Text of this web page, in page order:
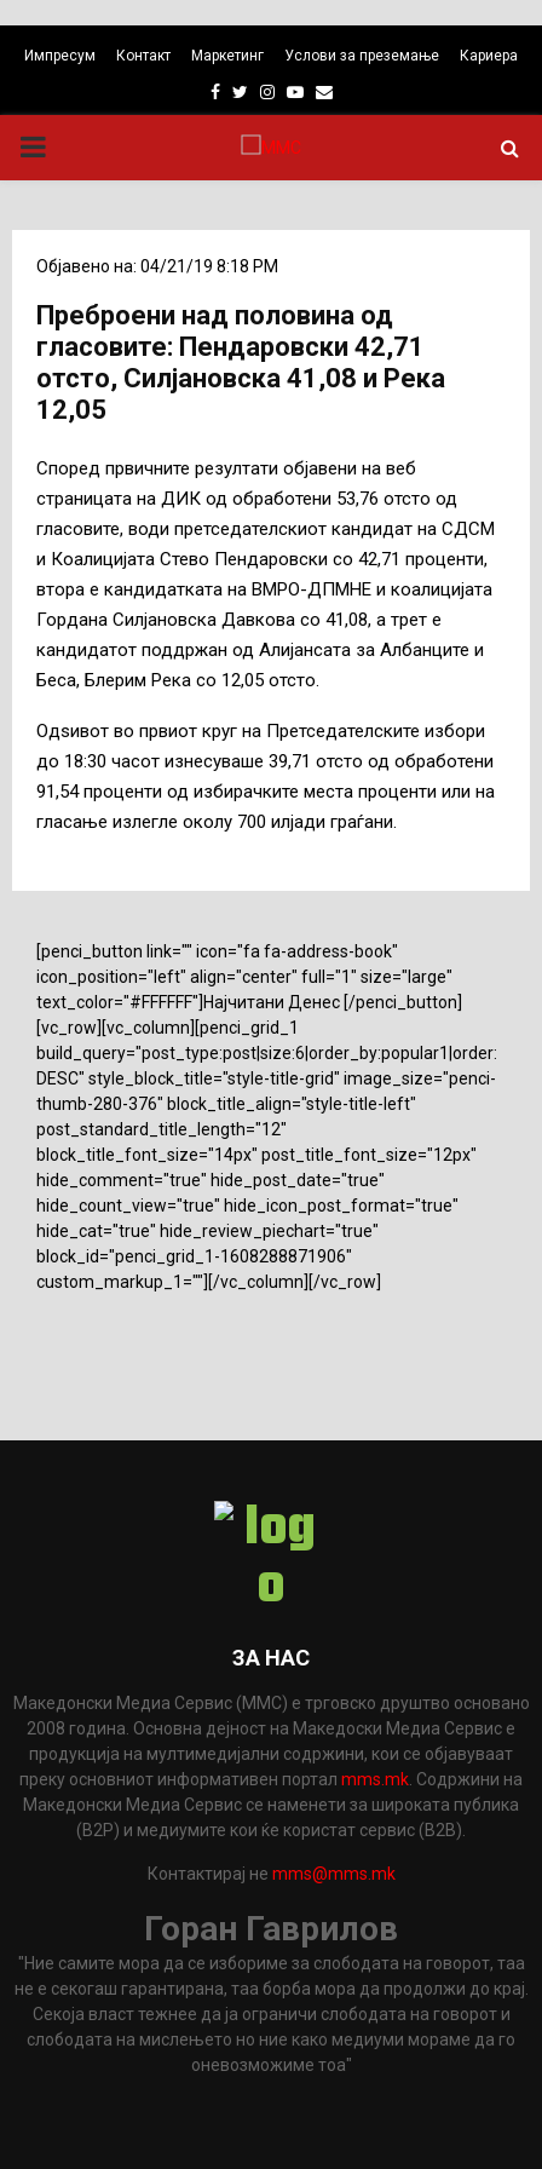
Импресум Контакт Маркетинг Услови за преземање Кариера
Facebook
TwitterInstagram
Youtube
Email
PRIMARY
Објавено на: 04/21/19 8:18 PM
Преброени над половина од
гласовите: Пендаровски 42,71
отсто, Силјановска 41,08 и Река
12,05
Според првичните резултати објавени на веб
страницата на ДИК од обработени 53,76 отсто од
гласовите, води претседателскиот кандидат на СДСМ
и Коалицијата Стево Пендаровски со 42,71 проценти,
втора е кандидатката на ВМРО-ДПМНЕ и коалицијата
Гордана Силјановска Давкова со 41,08, а трет е
кандидатот поддржан од Алијансата за Албанците и
Беса, Блерим Река со 12,05 отсто.
Одѕивот во првиот круг на Претседателските избори
до 18:30 часот изнесуваше 39,71 отсто од обработени
91,54 проценти од избирачките места проценти или на
гласање излегле околу 700 илјади граѓани.
[penci_button link="" icon="fa fa-address-book"
icon_position="left" align="center" full="1" size="large"
text_color="#FFFFFF"]Најчитани Денес [/penci_button]
[vc_row][vc_column][penci_grid_1
build_query="post_type:post|size:6|order_by:popular1|order:
DESC" style_block_title="style-title-grid" image_size="penci-
thumb-280-376" block_title_align="style-title-left"
post_standard_title_length="12"
block_title_font_size="14px" post_title_font_size="12px"
hide_comment="true" hide_post_date="true"
hide_count_view="true" hide_icon_post_format="true"
hide_cat="true" hide_review_piechart="true"
block_id="penci_grid_1-1608288871906"
custom_markup_1=""][/vc_column][/vc_row]
ЗА НАС
Македонски Медиа Сервис (ММС) е трговско друштво основано
2008 година. Основна дејност на Македоски Медиа Сервис е
продукција на мултимедијални содржини, кои се објавуваат
преку основниот информативен портал mms.mk . Содржини на
Македонски Медиа Сервис се наменети за широката публика
(B2P) и медиумите кои ќе користат сервис (B2B).
Контактирај не mms@mms.mk
Горан Гаврилов
"Ние самите мора да се избориме за слободата на говорот, таа
не е секогаш гарантирана, таа борба мора да продолжи до крај.
Секоја власт тежнее да ја ограничи слободата на говорот и
слободата на мислењето но ние како медиуми мораме да го
оневозможиме тоа"